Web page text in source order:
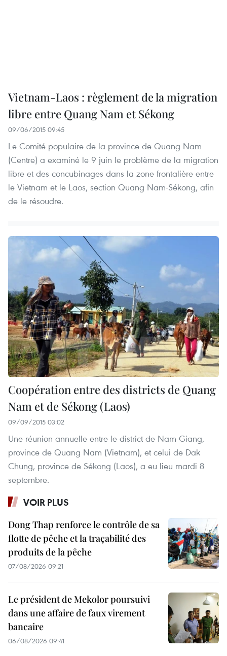
Vietnam-Laos : règlement de la migration
libre entre Quang Nam et Sékong
09/06/2015 09:45
Le Comité populaire de la province de Quang Nam
(Centre) a examiné le 9 juin le problème de la migration
libre et des concubinages dans la zone frontalière entre
le Vietnam et le Laos, section Quang Nam-Sékong, afin
de le résoudre.
Coopération entre des districts de Quang
Nam et de Sékong (Laos)
09/09/2015 03:02
Une réunion annuelle entre le district de Nam Giang,
province de Quang Nam (Vietnam), et celui de Dak
Chung, province de Sékong (Laos), a eu lieu mardi 8
septembre.
VOIR PLUS
Dong Thap renforce le contrôle de sa
flotte de pêche et la traçabilité des
produits de la pêche
07/08/2026 09:21
Le président de Mekolor poursuivi
dans une affaire de faux virement
bancaire
06/08/2026 09:41